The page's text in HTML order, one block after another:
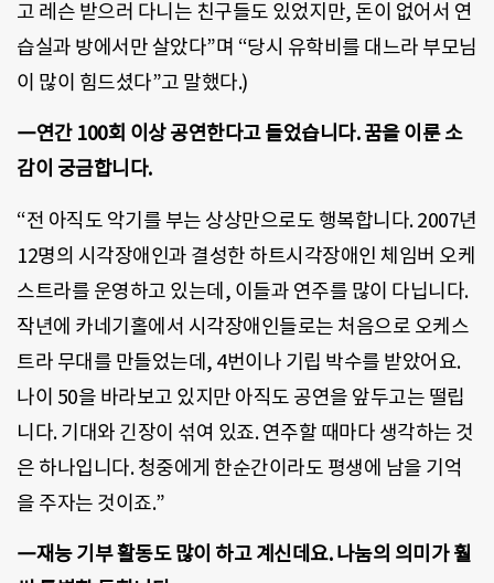
고 레슨 받으러 다니는 친구들도 있었지만, 돈이 없어서 연
습실과 방에서만 살았다”며 “당시 유학비를 대느라 부모님
이 많이 힘드셨다”고 말했다.)
―연간 100회 이상 공연한다고 들었습니다. 꿈을 이룬 소
감이 궁금합니다.
“전 아직도 악기를 부는 상상만으로도 행복합니다. 2007년
12명의 시각장애인과 결성한 하트시각장애인 체임버 오케
스트라를 운영하고 있는데, 이들과 연주를 많이 다닙니다.
작년에 카네기홀에서 시각장애인들로는 처음으로 오케스
트라 무대를 만들었는데, 4번이나 기립 박수를 받았어요.
나이 50을 바라보고 있지만 아직도 공연을 앞두고는 떨립
니다. 기대와 긴장이 섞여 있죠. 연주할 때마다 생각하는 것
은 하나입니다. 청중에게 한순간이라도 평생에 남을 기억
을 주자는 것이죠.”
―재능 기부 활동도 많이 하고 계신데요. 나눔의 의미가 훨